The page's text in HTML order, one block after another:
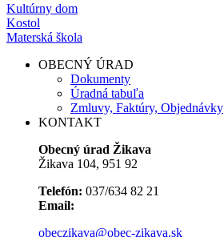
Kultúrny dom
Kostol
Materská škola
OBECNÝ ÚRAD
Dokumenty
Úradná tabuľa
Zmluvy, Faktúry, Objednávky
KONTAKT
Obecný úrad Žikava
Žikava 104, 951 92
Telefón: 037/634 82 21
Email:
obeczikava@obec-zikava.sk